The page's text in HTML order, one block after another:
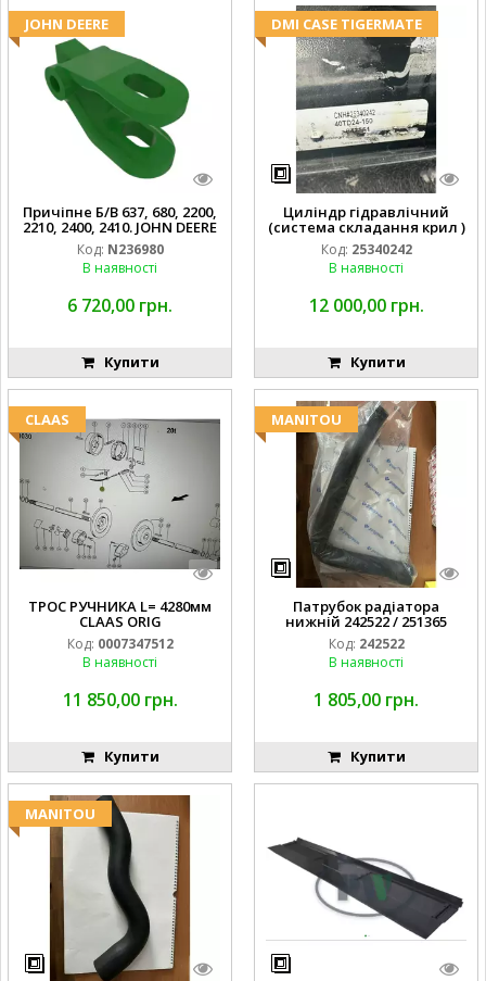
JOHN DEERE
Причіпне Б/В 637, 680, 2200,
2210, 2400, 2410. JOHN DEERE
Код: N236980
В наявності
6 720,00 грн.
Купити
DMI CASE TIGERMATE
Циліндр гідравлічний
(система складання крил )
Код: 25340242
В наявності
12 000,00 грн.
Купити
CLAAS
ТРОС РУЧНИКА L= 4280мм
CLAAS ORIG
Код: 0007347512
В наявності
11 850,00 грн.
Купити
MANITOU
Патрубок радіатора
нижній 242522 / 251365
Код: 242522
В наявності
1 805,00 грн.
Купити
MANITOU